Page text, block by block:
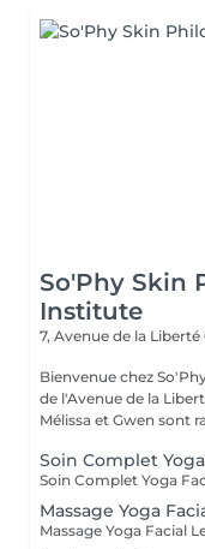
So'Phy Skin
Institute
7, Avenue de la Liberté
Bienvenue chez
de l'Avenue de la Liberté à
Mélissa et Gwen sont
Soin Complet
Massage Yoga